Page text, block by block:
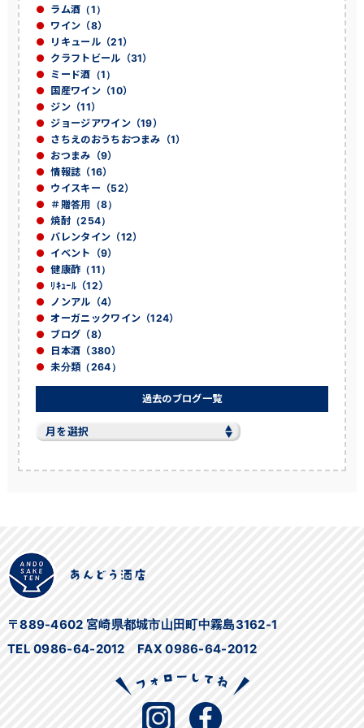
ラム酒（1）
ワイン（8）
リキュール（21）
クラフトビール（31）
ミード酒（1）
国産ワイン（10）
ジン（11）
ジョージアワイン（19）
さちえのおうちおつまみ（1）
おつまみ（9）
情報誌（16）
ウイスキー（52）
＃贈答用（8）
焼酎（254）
バレンタイン（12）
イベント（9）
健康酢（11）
ﾘｷｭｰﾙ（12）
ノンアル（4）
オーガニックワイン（124）
ブログ（8）
日本酒（380）
未分類（264）
過去のブログ一覧
過
覧
〒889-4602 宮崎県都城市山田町中霧島3162-1
TEL 0986-64-2012 FAX 0986-64-2012